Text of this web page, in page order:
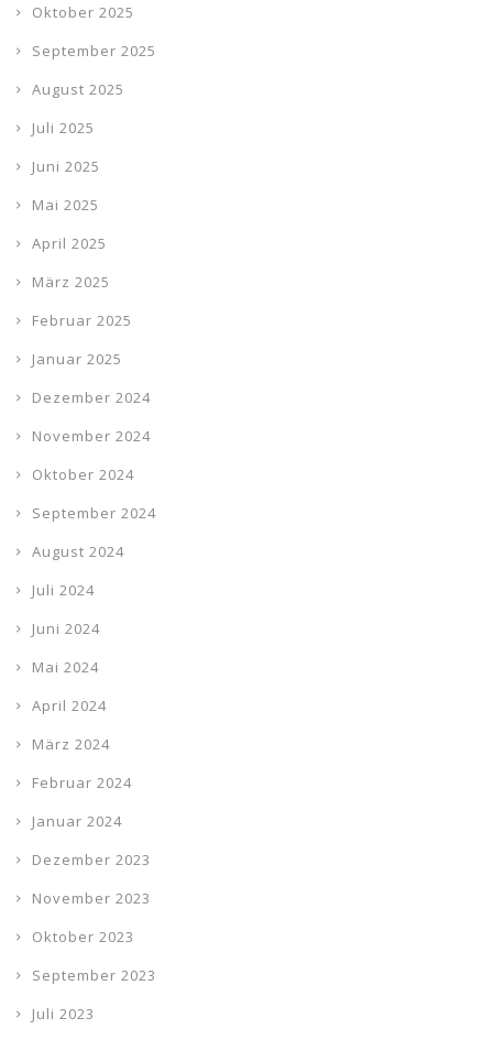
Oktober 2025
September 2025
August 2025
Juli 2025
Juni 2025
Mai 2025
April 2025
März 2025
Februar 2025
Januar 2025
Dezember 2024
November 2024
Oktober 2024
September 2024
August 2024
Juli 2024
Juni 2024
Mai 2024
April 2024
März 2024
Februar 2024
Januar 2024
Dezember 2023
November 2023
Oktober 2023
September 2023
Juli 2023